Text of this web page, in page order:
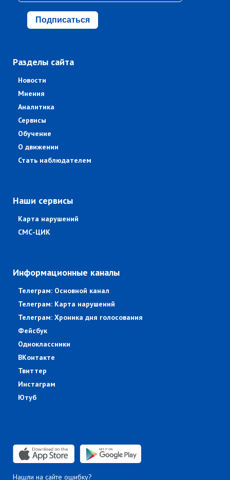
Подписаться
Разделы сайта
Новости
Мнения
Аналитика
Сервисы
Обучение
О движении
Стать наблюдателем
Наши сервисы
Карта нарушений
СМС-ЦИК
Информационные каналы
Телеграм: Основной канал
Телеграм: Карта нарушений
Телеграм: Хроника дня голосования
Фейсбук
Одноклассники
ВКонтакте
Твиттер
Инстаграм
Ютуб
Нашли на сайте ошибку?